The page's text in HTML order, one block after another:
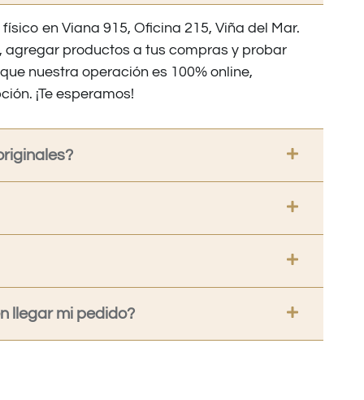
en Viana 915, Oficina 215, Viña del Mar.
agregar productos a tus compras y probar
nuestra operación es 100% online,
¡Te esperamos!
llegar mi pedido?